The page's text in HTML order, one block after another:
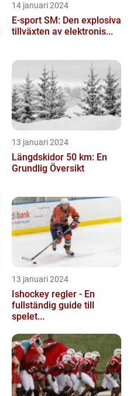
14 januari 2024
E-sport SM: Den explosiva
tillväxten av elektronis...
13 januari 2024
Längdskidor 50 km: En
Grundlig Översikt
13 januari 2024
Ishockey regler - En
fullständig guide till
spelet...